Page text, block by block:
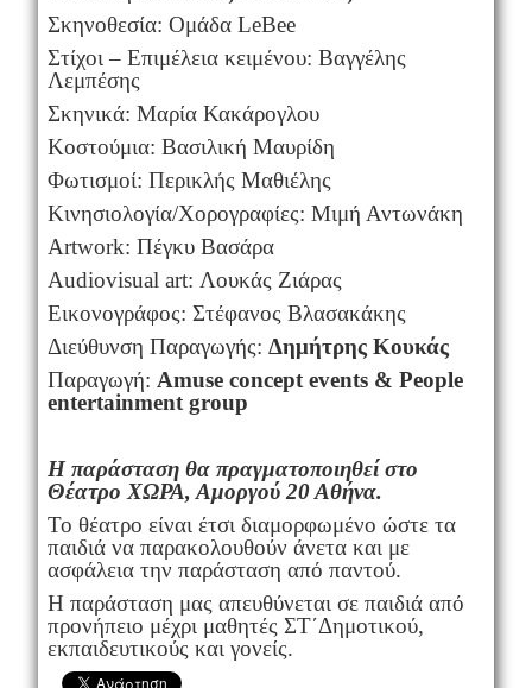
Σκηνοθεσία: Ομάδα LeBee
Στίχοι – Επιμέλεια κειμένου: Βαγγέλης
Λεμπέσης
Σκηνικά: Μαρία Κακάρογλου
Κοστούμια: Βασιλική Μαυρίδη
Φωτισμοί: Περικλής Μαθιέλης
Κινησιολογία/Χορογραφίες: Μιμή Αντωνάκη
Artwork: Πέγκυ Βασάρα
Audiovisual art: Λουκάς Ζιάρας
Εικονογράφος: Στέφανος Βλασακάκης
Διεύθυνση Παραγωγής: Δημήτρης Κουκάς
Παραγωγή: Amuse concept events & People
entertainment group
Η παράσταση θα πραγματοποιηθεί στο
Θέατρο ΧΩΡΑ, Αμοργού 20 Αθήνα.
Το θέατρο είναι έτσι διαμορφωμένο ώστε τα
παιδιά να παρακολουθούν άνετα και με
ασφάλεια την παράσταση από παντού.
Η παράσταση μας απευθύνεται σε παιδιά από
προνήπειο μέχρι μαθητές ΣΤ΄Δημοτικού,
εκπαιδευτικούς και γονείς.